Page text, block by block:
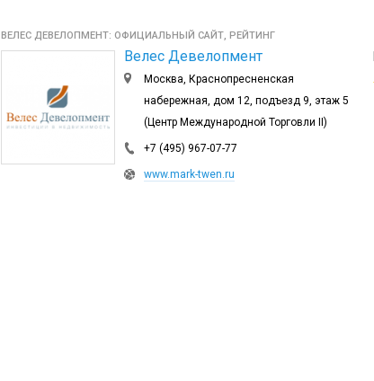
ВЕЛЕС ДЕВЕЛОПМЕНТ: ОФИЦИАЛЬНЫЙ САЙТ, РЕЙТИНГ
Велес Девелопмент
Москва, Краснопресненская
набережная, дом 12, подъезд 9, этаж 5
(Центр Международной Торговли II)
+7 (495) 967-07-77
www.mark-twen.ru